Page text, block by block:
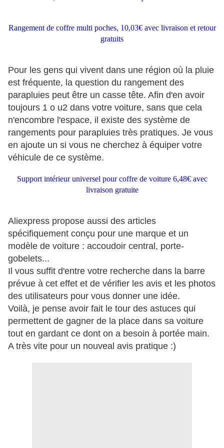
Rangement de coffre multi poches, 10,03€ avec livraison et retour
gratuits
Pour les gens qui vivent dans une région où la pluie
est fréquente, la question du rangement des
parapluies peut être un casse tête. Afin d'en avoir
toujours 1 o u2 dans votre voiture, sans que cela
n'encombre l'espace, il existe des système de
rangements pour parapluies très pratiques. Je vous
en ajoute un si vous ne cherchez à équiper votre
véhicule de ce système.
Support intérieur universel pour coffre de voiture 6,48€ avec
livraison gratuite
Aliexpress propose aussi des articles
spécifiquement conçu pour une marque et un
modèle de voiture : accoudoir central, porte-
gobelets...
Il vous suffit d'entre votre recherche dans la barre
prévue à cet effet et de vérifier les avis et les photos
des utilisateurs pour vous donner une idée.
Voilà, je pense avoir fait le tour des astuces qui
permettent de gagner de la place dans sa voiture
tout en gardant ce dont on a besoin à portée main.
A très vite pour un nouveal avis pratique :)